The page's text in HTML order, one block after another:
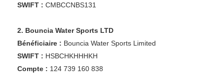
SWIFT : CMBCCNBS131
2. Bouncia Water Sports LTD
Bénéficiaire : Bouncia Water Sports Limited
SWIFT : HSBCHKHHHKH
Compte : 124 739 160 838